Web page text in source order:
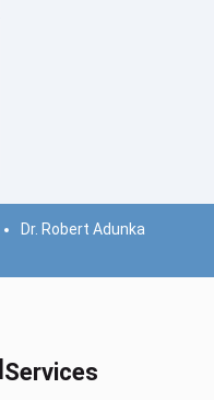
Dr. Robert Adunka
Services